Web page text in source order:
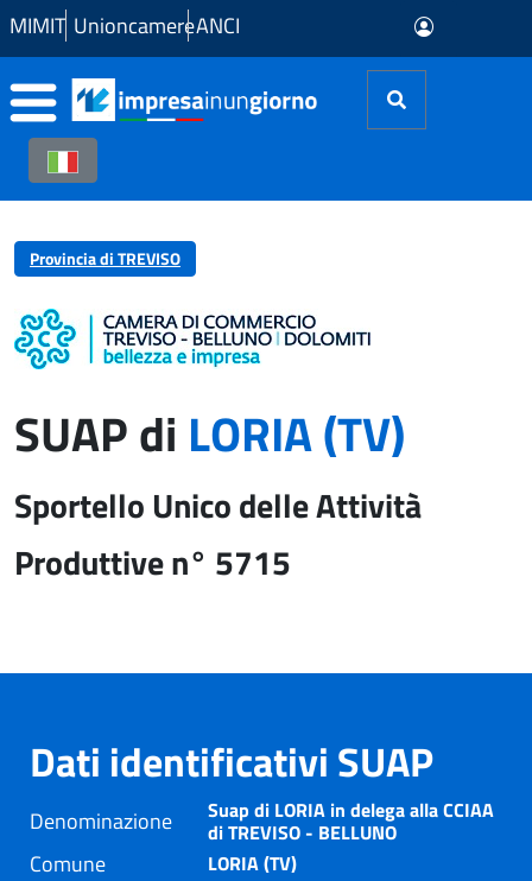
Skip to Main Content
MIMIT UnioncamereANCI
Provincia di TREVISO
SUAP di LORIA (TV)
Sportello Unico delle Attività
Produttive n° 5715
Dati identificativi SUAP
Denominazione Suap di LORIA in delega alla CCIAA
di TREVISO - BELLUNO
Comune LORIA (TV)